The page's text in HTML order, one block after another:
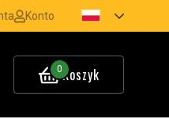
Konto
0Koszyk